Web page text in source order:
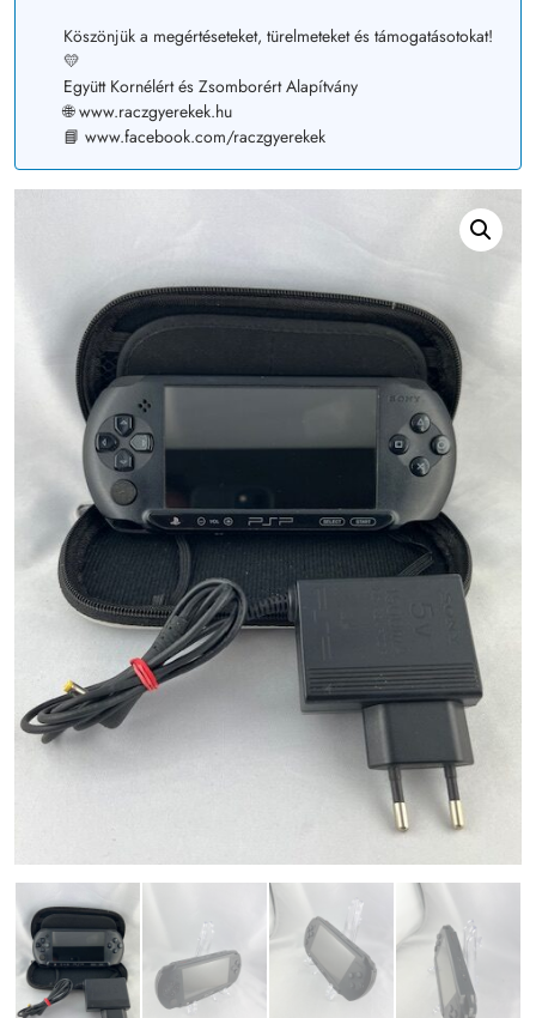
Köszönjük a megértéseteket, türelmeteket és támogatásotokat!
💛
Együtt Kornélért és Zsomborért Alapítvány
🌐 www.raczgyerekek.hu
📘 www.facebook.com/raczgyerekek